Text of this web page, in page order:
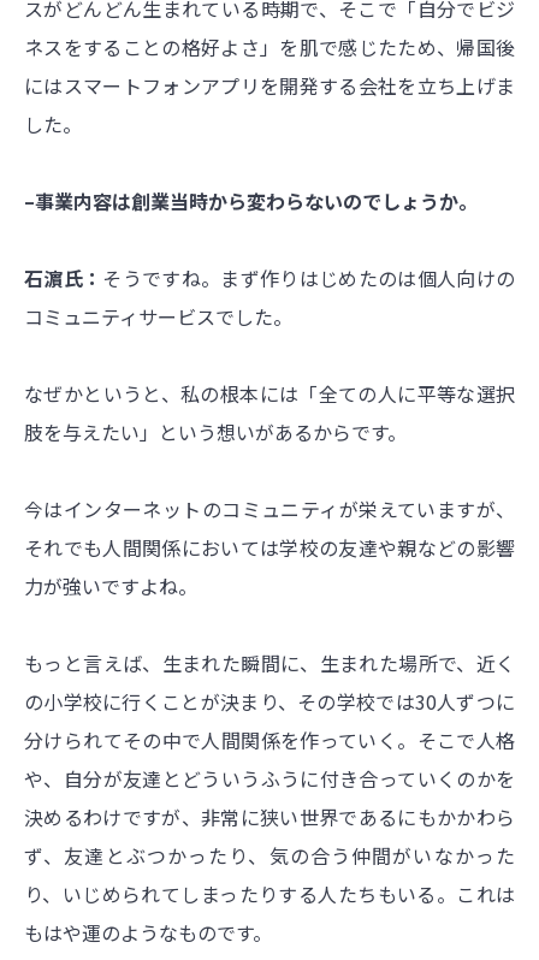
スがどんどん生まれている時期で、そこで「自分でビジ
ネスをすることの格好よさ」を肌で感じたため、帰国後
にはスマートフォンアプリを開発する会社を立ち上げま
した。
–事業内容は創業当時から変わらないのでしょうか。
石濵氏： そうですね。まず作りはじめたのは個人向けの
コミュニティサービスでした。
なぜかというと、私の根本には「全ての人に平等な選択
肢を与えたい」という想いがあるからです。
今はインターネットのコミュニティが栄えていますが、
それでも人間関係においては学校の友達や親などの影響
力が強いですよね。
もっと言えば、生まれた瞬間に、生まれた場所で、近く
の小学校に行くことが決まり、その学校では30人ずつに
分けられてその中で人間関係を作っていく。そこで人格
や、自分が友達とどういうふうに付き合っていくのかを
決めるわけですが、非常に狭い世界であるにもかかわら
ず、友達とぶつかったり、気の合う仲間がいなかった
り、いじめられてしまったりする人たちもいる。これは
もはや運のようなものです。